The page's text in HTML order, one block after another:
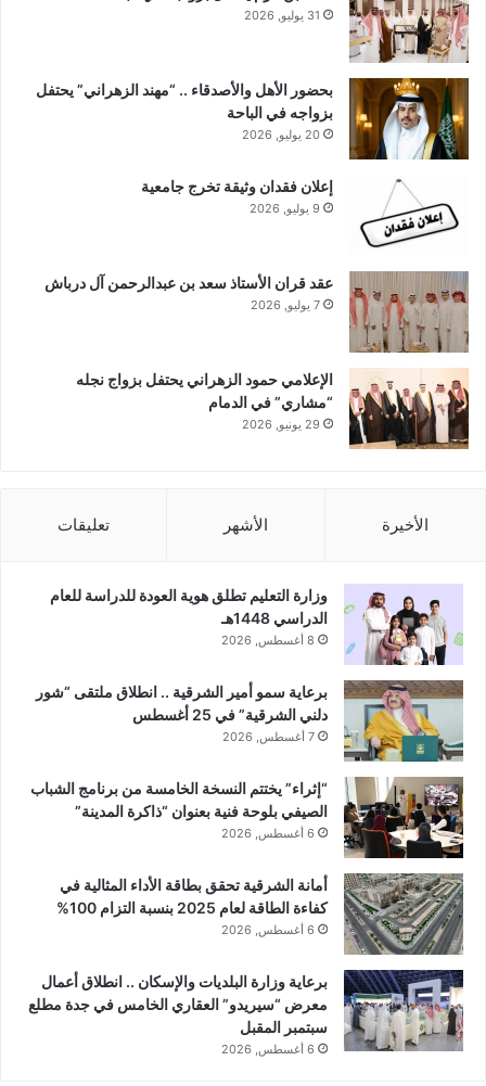
31 يوليو, 2026
بحضور الأهل والأصدقاء .. “مهند الزهراني” يحتفل
بزواجه في الباحة
20 يوليو, 2026
إعلان فقدان وثيقة تخرج جامعية
9 يوليو, 2026
عقد قران الأستاذ سعد بن عبدالرحمن آل درباش
7 يوليو, 2026
الإعلامي حمود الزهراني يحتفل بزواج نجله
“مشاري” في الدمام
29 يونيو, 2026
الأخيرة الأشهر تعليقات
وزارة التعليم تطلق هوية العودة للدراسة للعام
الدراسي 1448هـ
8 أغسطس, 2026
برعاية سمو أمير الشرقية .. انطلاق ملتقى “شور
دلني الشرقية” في 25 أغسطس
7 أغسطس, 2026
“إثراء” يختتم النسخة الخامسة من برنامج الشباب
الصيفي بلوحة فنية بعنوان “ذاكرة المدينة”
6 أغسطس, 2026
أمانة الشرقية تحقق بطاقة الأداء المثالية في
كفاءة الطاقة لعام 2025 بنسبة التزام 100%
6 أغسطس, 2026
برعاية وزارة البلديات والإسكان .. انطلاق أعمال
معرض “سيريدو” العقاري الخامس في جدة مطلع
سبتمبر المقبل
6 أغسطس, 2026